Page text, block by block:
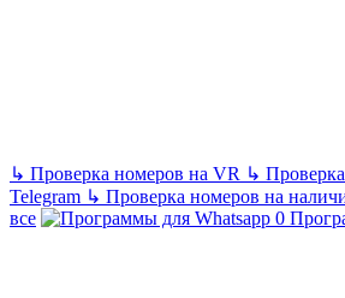
↳ Проверка номеров на VR ↳
Telegram ↳ Проверка номеров на
все